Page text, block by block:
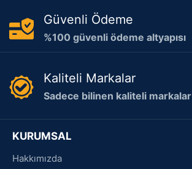
Güvenli Ödeme
%100 güvenli ödeme altyapısı
Kaliteli Markalar
Sadece bilinen kaliteli markalar
KURUMSAL
Hakkımızda